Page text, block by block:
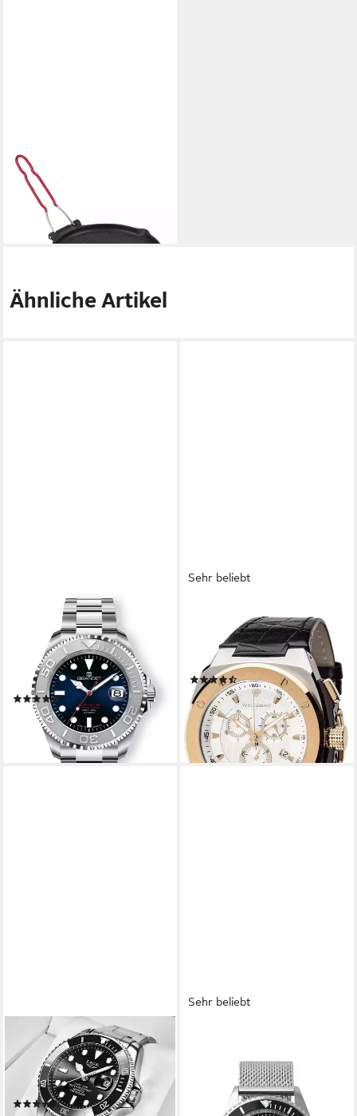
INVICTA
Grillpfanne Grillpfanne GRIL
ROND, Gusseisen
ab 39,27 €
lieferbar - in 2-3 Werktagen bei dir
Ähnliche Artikel
Automatikuhr OCEAN KING,
Made in Germany, Saphirglas,
Edelstahl-Inlay, Swiss
SuperLuminova
(5)
449,00 €
lieferbar - in 2-3 Werktagen bei dir
Sehr beliebt
Quarzuhr QUENTIN,
Stoppuhr, separater Sekunde,
Datum, 5 ATM
(110)
179,00 € 419,00 €
-57%
lieferbar - in 8-10 Werktagen bei
dir
Quarzuhr Luxus Armband Uhr
Herren Damen Wasserdicht
Sport Taucher
(19)
Sehr beliebt
drehbarer Lünette,
Datumsanzeige mit Lupe, 5